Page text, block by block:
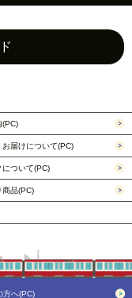
(PC)
お届けについて(PC)
について(PC)
商品(PC)
方へ(PC)